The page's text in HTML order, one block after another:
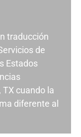
traducción
de
Estados
cuando la
diferente al